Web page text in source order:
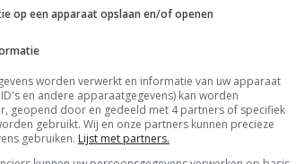
de markt.
alsnog in te vullen, laat een
op een apparaat opslaan en/of openen
worden verwerkt en informatie van uw apparaat
en andere apparaatgegevens) kan worden
geopend door en gedeeld met 4 partners of specifiek
gebruikt. Wij en onze partners kunnen precieze
gebruiken. Lijst met partners.